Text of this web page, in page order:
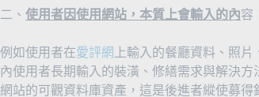
二、 使用者因使用網站，本質上會輸入的內容
例如使用者在愛評網 上輸入的餐廳資料、照片
內使用者長期輸入的裝潢、修繕需求與解決
網站的可觀資料庫資產，這是後進者縱使募